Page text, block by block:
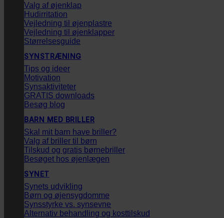
Valg af øjenklap
Hudirritation
Vejledning til øjenplastre
Vejledning til øjenklapper
Størrelsesguide
SYNSTRÆNING
Tips og ideer
Motivation
Synsaktiviteter
GRATIS downloads
Besøg blog
BARN MED BRILLER
Skal mit barn have briller?
Valg af briller til børn
Tilskud og gratis børnebriller
Besøget hos øjenlægen
SYNET
Synets udvikling
Børn og øjensygdomme
Synsstyrke vs. synsevne
Alternativ behandling og kosttilskud